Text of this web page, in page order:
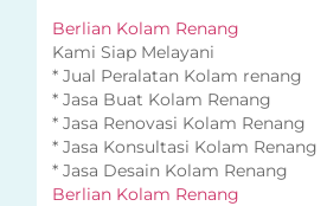
Berlian Kolam Renang
Kami Siap Melayani
* Jual Peralatan Kolam renang
* Jasa Buat Kolam Renang
* Jasa Renovasi Kolam Renang
* Jasa Konsultasi Kolam Renang
* Jasa Desain Kolam Renang
Berlian Kolam Renang